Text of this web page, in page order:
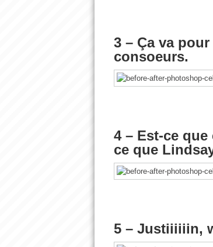
3 – Ça va
consoeurs.
4 – Est-ce
ce que
5 – Justiiiiiin,